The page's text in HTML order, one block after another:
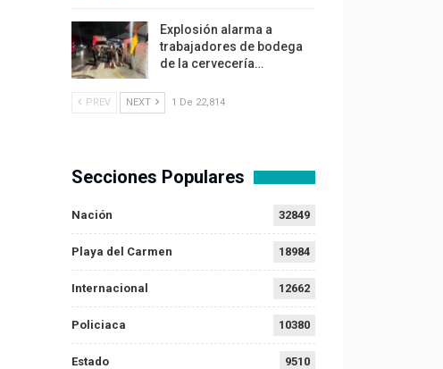
Explosión alarma a
trabajadores de bodega
de la cervecería…
PREV NEXT 1 De 22,814
Secciones Populares
Nación 32849
Playa del Carmen 18984
Internacional 12662
Policiaca 10380
Estado 9510